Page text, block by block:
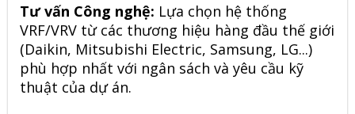
Tư vấn Công nghệ: Lựa chọn hệ thống
VRF/VRV từ các thương hiệu hàng đầu thế giới
(Daikin, Mitsubishi Electric, Samsung, LG...)
phù hợp nhất với ngân sách và yêu cầu kỹ
thuật của dự án.